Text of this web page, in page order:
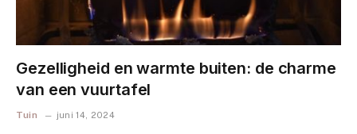
Gezelligheid en warmte buiten: de charme
van een vuurtafel
Tuin juni 14, 2024